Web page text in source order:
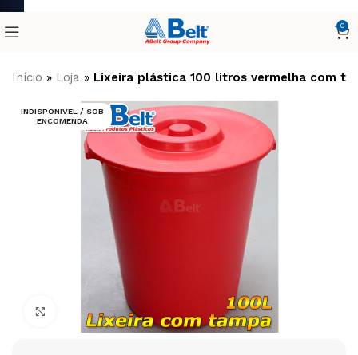
0
Início » Loja » Lixeira plástica 100 litros vermelha com
INDISPONIVEL / SOB
ENCOMENDA
Clique para ampliar